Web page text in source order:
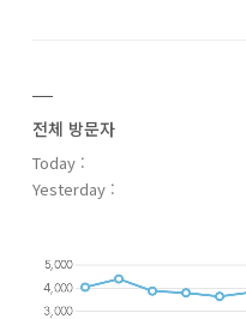
전체 방문자
Today :
Yesterday :